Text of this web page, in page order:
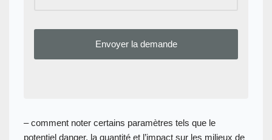
– comment noter certains paramètres tels que le
potentiel danger, la quantité et l’impact sur les milieux de